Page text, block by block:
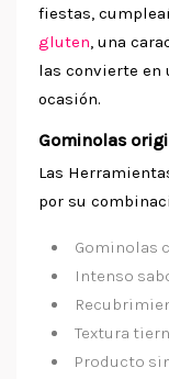
fiestas,
gluten, una
las convierte en
ocasión.
Gominolas
Las
por su
Gominolas
Intenso
Textura
Producto